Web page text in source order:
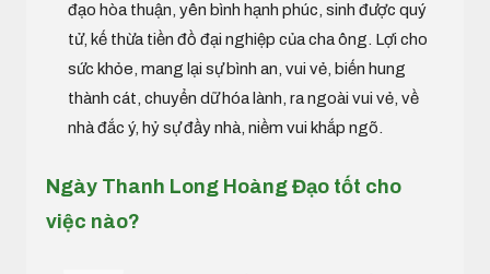
đạo hòa thuận, yên bình hạnh phúc, sinh được quý
tử, kế thừa tiền đồ đại nghiệp của cha ông. Lợi cho
sức khỏe, mang lại sự bình an, vui vẻ, biến hung
thành cát, chuyển dữ hóa lành, ra ngoài vui vẻ, về
nhà đắc ý, hỷ sự đầy nhà, niềm vui khắp ngõ.
Ngày Thanh Long Hoàng Đạo tốt cho
việc nào?